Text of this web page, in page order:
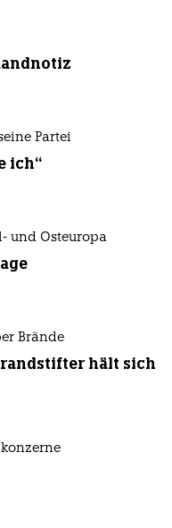
Partei
ich“
und Osteuropa
Brände
hält sich